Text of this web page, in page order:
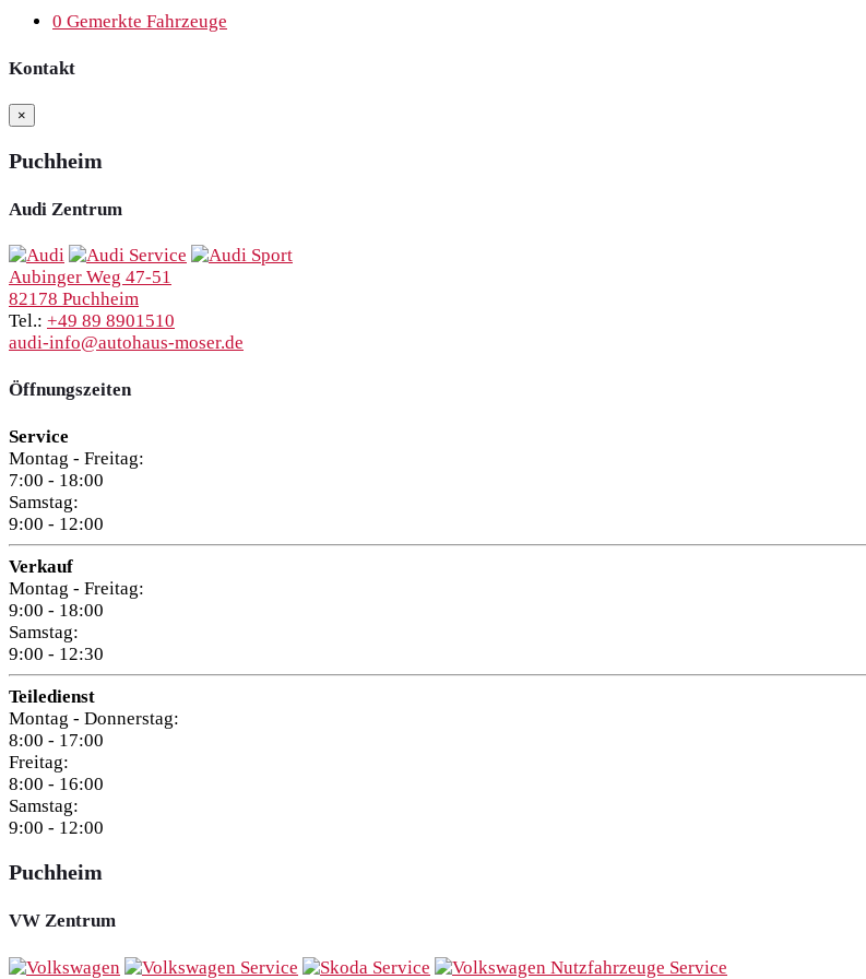
0 Gemerkte Fahrzeuge
Kontakt
×
Puchheim
Audi Zentrum
Aubinger Weg 47-51
82178 Puchheim
Tel.: +49 89 8901510
audi-info@autohaus-moser.de
Öffnungszeiten
Service
Montag - Freitag:
7:00 - 18:00
Samstag:
9:00 - 12:00
Verkauf
Montag - Freitag:
9:00 - 18:00
Samstag:
9:00 - 12:30
Teiledienst
Montag - Donnerstag:
8:00 - 17:00
Freitag:
8:00 - 16:00
Samstag:
9:00 - 12:00
Puchheim
VW Zentrum